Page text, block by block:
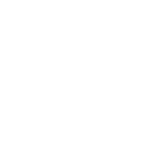
bella-donna Dil. D6 2 g;